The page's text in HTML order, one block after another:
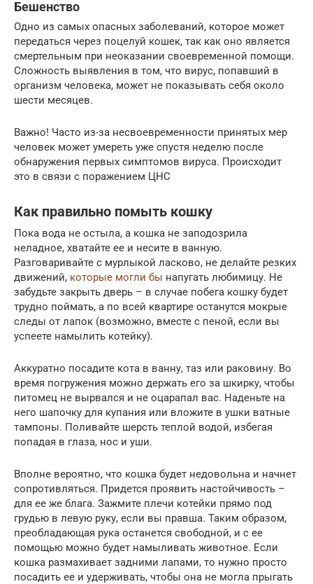
Бешенство
Одно из самых опасных заболеваний, которое может
передаться через поцелуй кошек, так как оно является
смертельным при неоказании своевременной помощи.
Сложность выявления в том, что вирус, попавший в
организм человека, может не показывать себя около
шести месяцев.
Важно! Часто из-за несвоевременности принятых мер
человек может умереть уже спустя неделю после
обнаружения первых симптомов вируса. Происходит
это в связи с поражением ЦНС
Как правильно помыть кошку
Пока вода не остыла, а кошка не заподозрила
неладное, хватайте ее и несите в ванную.
Разговаривайте с мурлыкой ласково, не делайте резких
движений, которые могли бы напугать любимицу. Не
забудьте закрыть дверь – в случае побега кошку будет
трудно поймать, а по всей квартире останутся мокрые
следы от лапок (возможно, вместе с пеной, если вы
успеете намылить котейку).
Аккуратно посадите кота в ванну, таз или раковину. Во
время погружения можно держать его за шкирку, чтобы
питомец не вырвался и не оцарапал вас. Наденьте на
него шапочку для купания или вложите в ушки ватные
тампоны. Поливайте шерсть теплой водой, избегая
попадая в глаза, нос и уши.
Вполне вероятно, что кошка будет недовольна и начнет
сопротивляться. Придется проявить настойчивость –
для ее же блага. Зажмите плечи котейки прямо под
грудью в левую руку, если вы правша. Таким образом,
преобладающая рука останется свободной, и с ее
помощью можно будет намыливать животное. Если
кошка размахивает задними лапами, то нужно просто
посадить ее и удерживать, чтобы она не могла прыгать